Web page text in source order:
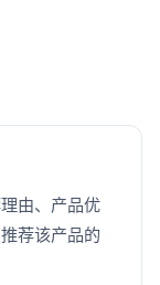
由、产品优
荐该产品的